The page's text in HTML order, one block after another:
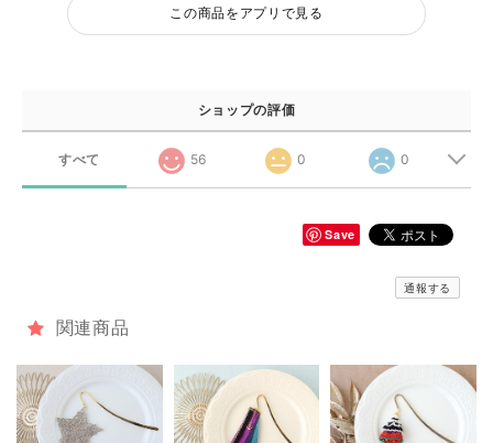
この商品をアプリで見る
ショップの評価
すべて 56 0 0
Save
通報する
関連商品